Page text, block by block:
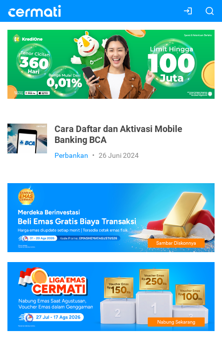
Cara Daftar dan Aktivasi Mobile
Banking BCA
Perbankan • 26 Juni 2024